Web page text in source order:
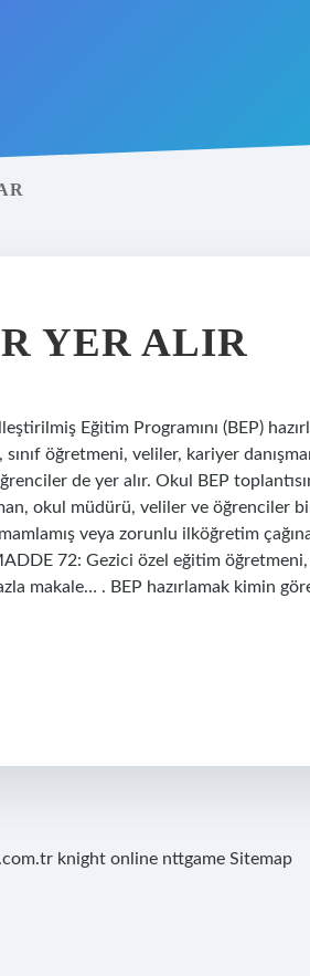
YER ALIR
Eğitim Programını (BEP)
öğretmeni, veliler, kariyer
de yer alır. Okul BEP
okul müdürü, veliler ve öğrenciler
veya zorunlu ilköğretim
72: Gezici özel eğitim
makale… . BEP hazırlamak kimin
knight online nttgame Sitemap